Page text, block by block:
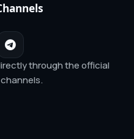
through the official